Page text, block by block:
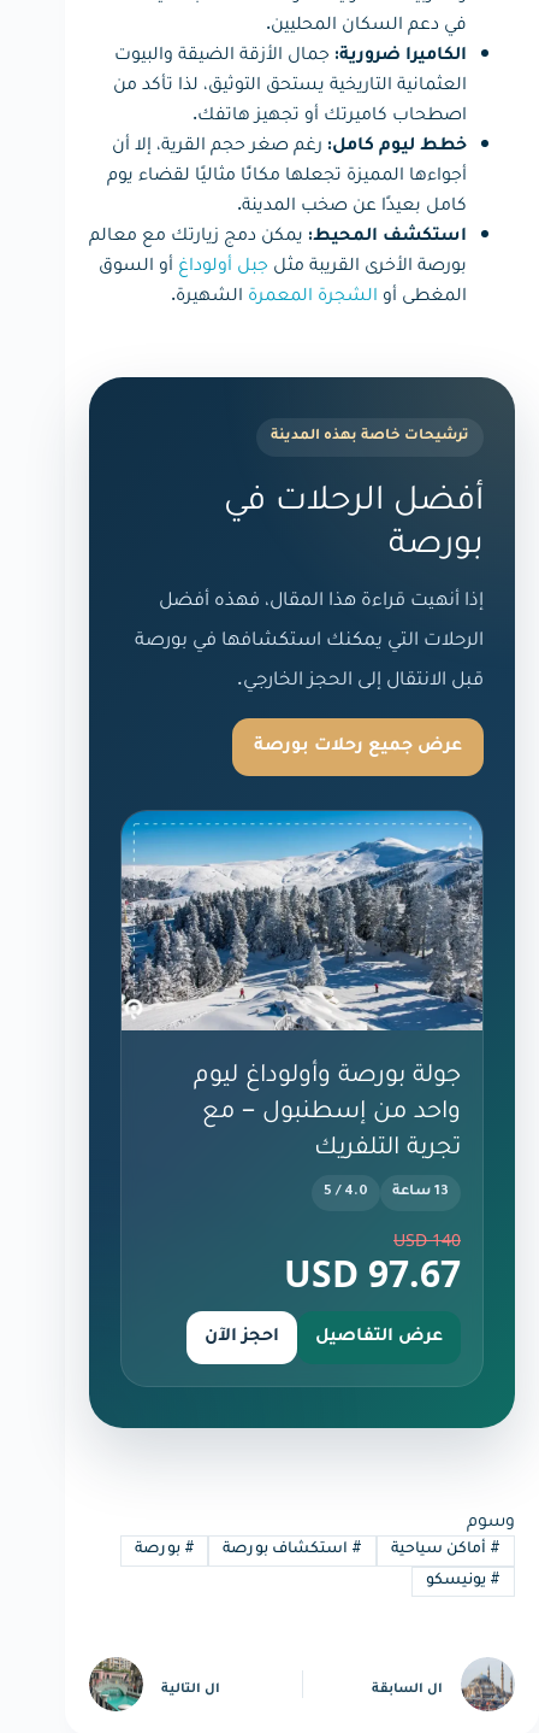
في دعم السكان المحليين.
الكاميرا ضرورية: جمال الأزقة الضيقة والبيوت
العثمانية التاريخية يستحق التوثيق، لذا تأكد من
اصطحاب كاميرتك أو تجهيز هاتفك.
خطط ليوم كامل: رغم صغر حجم القرية، إلا أن
أجواءها المميزة تجعلها مكانًا مثاليًا لقضاء يوم
كامل بعيدًا عن صخب المدينة.
استكشف المحيط: يمكن دمج زيارتك مع معالم
بورصة الأخرى القريبة مثل جبل أولوداغ أو السوق
المغطى أو الشجرة المعمرة الشهيرة.
ترشيحات خاصة بهذه المدينة
أفضل الرحلات في
بورصة
إذا أنهيت قراءة هذا المقال، فهذه أفضل
الرحلات التي يمكنك استكشافها في بورصة
قبل الانتقال إلى الحجز الخارجي.
عرض جميع رحلات بورصة
جولة بورصة وأولوداغ ليوم
واحد من إسطنبول – مع
تجربة التلفريك
13 ساعة 4.0 / 5
140 USD
97.67 USD
عرض التفاصيل احجز الآن
وسوم
# أماكن سياحية # استكشاف بورصة # بورصة
# يونيسكو
ال السابقة ال التالية